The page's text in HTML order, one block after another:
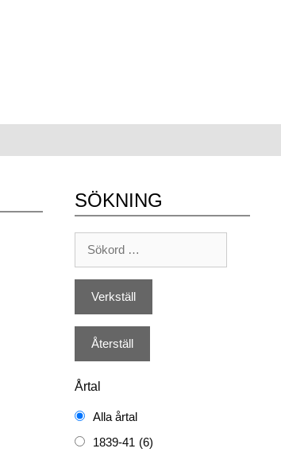
SÖKNING
Årtal
Alla årtal
1839-41 (6)